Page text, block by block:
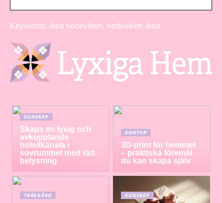
Keywords: ikea hedeviken, hedeviken ikea
KUNSKAP
Skapa en lyxig och
avkopplande
hotellkänsla i
sovrummet med rätt
belysning
KONTOR
3D-print för hemmet
– praktiska föremål
du kan skapa själv
TRÄDGÅRD KUNSKAP